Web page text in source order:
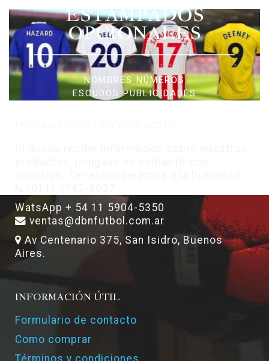
ESTAMPADOS
OPCIONALES
NOMBRES NÚMEROS
ESCUDOS PUBLICIDADES
WatsApp + 54 11 5904-5350
ventas@dbnfutbol.com.ar
Av Centenario 375, San Isidro, Buenos
Aires.
INFORMACIÓN ÚTIL
Formulario de contacto
Como comprar
Términos y condiciones